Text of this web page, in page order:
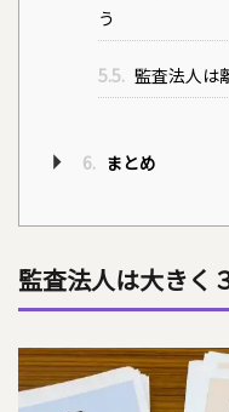
う
5.5. 監査法人は
6. まとめ
監査法人は大きく